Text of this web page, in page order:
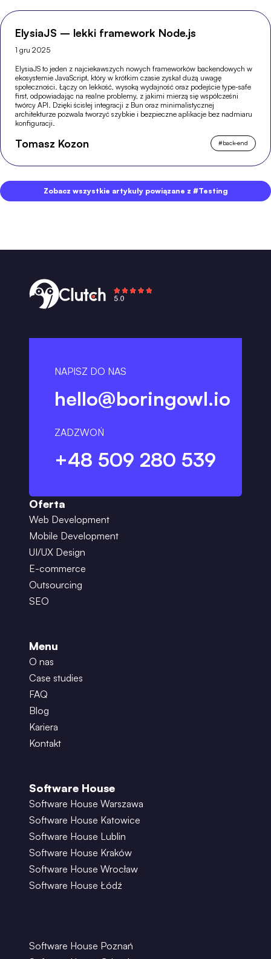
ElysiaJS – lekki framework Node.js
1 gru 2025
ElysiaJS to jeden z najciekawszych nowych frameworków backendowych w
ekosystemie JavaScript, który w krótkim czasie zyskał dużą uwagę
społeczności. Łączy on lekkość, wysoką wydajność oraz podejście type-safe
first, odpowiadając na realne problemy, z jakimi mierzą się współcześni
twórcy API. Dzięki ścisłej integracji z Bun oraz minimalistycznej
architekturze pozwala tworzyć szybkie i bezpieczne aplikacje bez nadmiaru
konfiguracji.
Tomasz Kozon #back-end
Zobacz wszystkie artykuły powiązane z #Testing
NAPISZ DO NAS
hello@boringowl.io
ZADZWOŃ
+48 509 280 539
Oferta
Web Development
Mobile Development
UI/UX Design
E-commerce
Outsourcing
SEO
Menu
O nas
Case studies
FAQ
Blog
Kariera
Kontakt
Software House
Software House Warszawa
Software House Katowice
Software House Lublin
Software House Kraków
Software House Wrocław
Software House Łódź
Software House Poznań